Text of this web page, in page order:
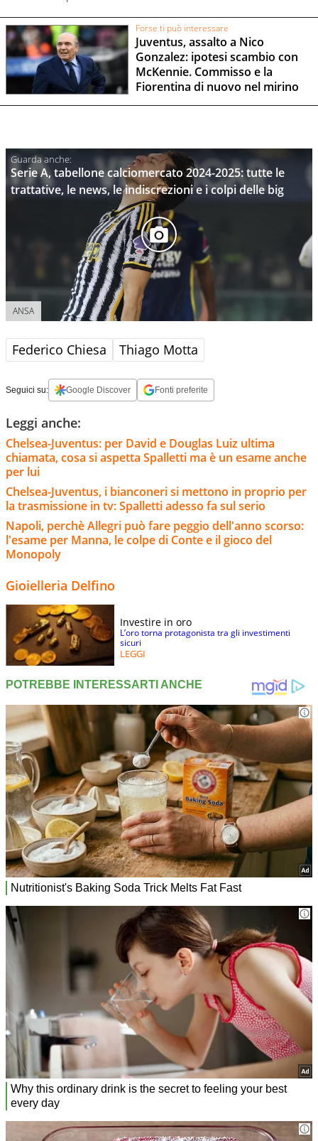
Forse ti può interessare
Juventus, assalto a Nico
Gonzalez: ipotesi scambio con
McKennie. Commisso e la
Fiorentina di nuovo nel mirino
Serie A, tabellone calciomercato 2024-2025: tutte le
trattative, le news, le indiscrezioni e i colpi delle big
ANSA
Federico Chiesa Thiago Motta
Seguici su: Google Discover Fonti preferite
Leggi anche:
Chelsea-Juventus: per David e Douglas Luiz ultima
chiamata, cosa si aspetta Spalletti ma è un esame anche
per lui
Chelsea-Juventus, i bianconeri si mettono in proprio per
la trasmissione in tv: Spalletti adesso fa sul serio
Napoli, perchè Allegri può fare peggio dell'anno scorso:
l'esame per Manna, le colpe di Conte e il gioco del
Monopoly
Gioielleria Delfino
Investire in oro
L’oro torna protagonista tra gli investimenti
sicuri
LEGGI